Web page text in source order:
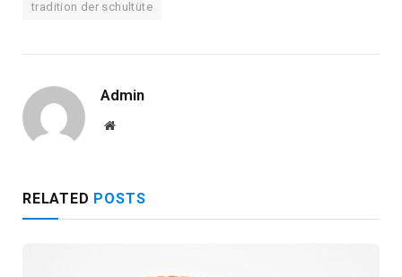
tradition der schultüte
Admin
Website
RELATED POSTS